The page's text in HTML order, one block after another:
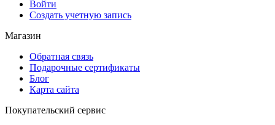
Войти
Создать учетную запись
Магазин
Обратная связь
Подарочные сертификаты
Блог
Карта сайта
Покупательский сервис